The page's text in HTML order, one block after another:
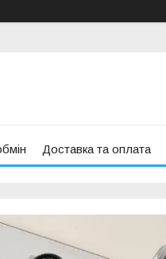
Доставка та оплата